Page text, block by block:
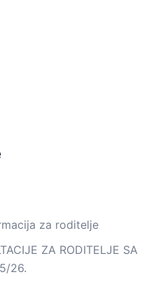
za roditelje
ZA RODITELJE SA
26.